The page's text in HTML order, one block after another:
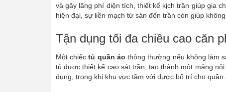
và gây lãng phí diện tích, thiết kế kịch trần giúp gia
hiện đại, sự liền mạch từ sàn đến trần còn giúp
Tận dụng tối đa chiều cao căn
Một chiếctủ quần áo thông thường nếu không làm
tủ được thiết kế cao sát trần, tạo thành một mảng
dụng, trong khi khu vực tầm với được bố trí cho